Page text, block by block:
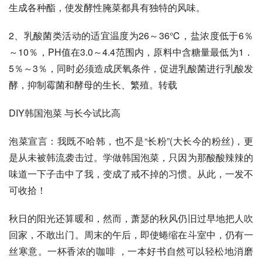
生成各种酯，使发酵性腌菜都具有独特的风味。
2、乳酸菌类活动的适宜温度为26～36℃，盐浓度低于6％
～10％，PH值在3.0～4.4范围内，原料中含糖量最低为1．
5％～3％，同时必须造成厌氧条件，促进乳酸菌进行乳酸发
酵，抑制霉菌和酵母的生长、繁殖。转载
DIY韩国泡菜 与长今试比高
泡菜宣言：我既不哈韩，也不是“长粉”(大长今的粉丝)，更
是从未被韩流袭击过。学做韩国泡菜，只因为那酸酸辣辣的
味道一下子击中了我，变成了戒不掉的习惯。从此，一发不
可收拾！
秋日的阳光还算暖和，然而，萧瑟的秋风仍旧过早地把人吹
回家，不敢出门。周末的午后，即使蜷缩在斗室中，仍有一
丝寒意。一杯香浓的咖啡 ，一本好书自然可以轻松地消磨